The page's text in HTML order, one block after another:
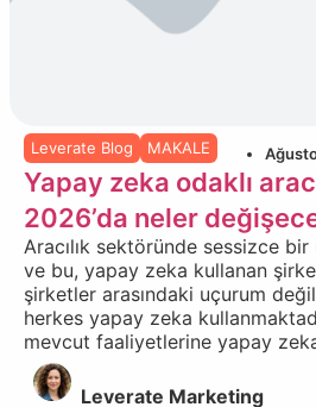
Leverate Blog MAKALE
Yapay zeka odaklı
2026’da neler
Aracılık sektöründe sessizce bir
ve bu, yapay zeka kullanan
şirketler arasındaki uçurum
herkes yapay zeka
mevcut faaliyetlerine yapay
Leverate Marketing